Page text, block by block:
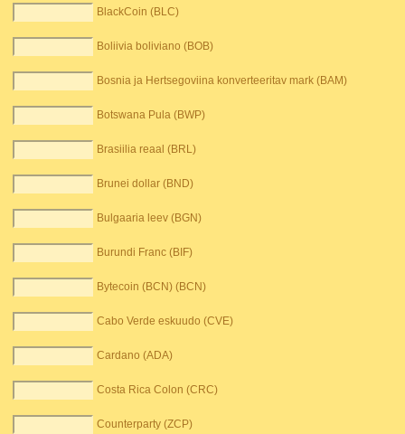
BlackCoin (BLC)
Boliivia boliviano (BOB)
Bosnia ja Hertsegoviina konverteeritav mark (BAM)
Botswana Pula (BWP)
Brasiilia reaal (BRL)
Brunei dollar (BND)
Bulgaaria leev (BGN)
Burundi Franc (BIF)
Bytecoin (BCN) (BCN)
Cabo Verde eskuudo (CVE)
Cardano (ADA)
Costa Rica Colon (CRC)
Counterparty (ZCP)